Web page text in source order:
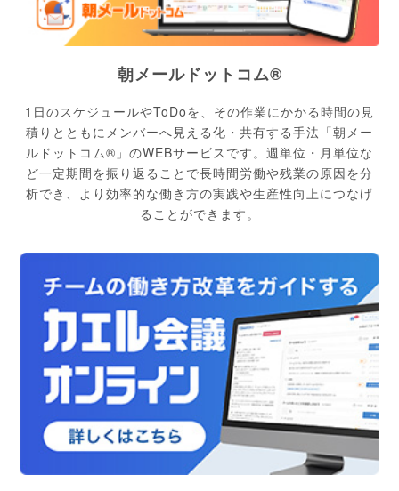
朝メールドットコム®
1日のスケジュールやToDoを、その作業にかかる時間の見
積りとともにメンバーへ見える化・共有する手法「朝メー
ルドットコム®」のWEBサービスです。週単位・月単位な
ど一定期間を振り返ることで長時間労働や残業の原因を分
析でき、より効率的な働き方の実践や生産性向上につなげ
ることができます。